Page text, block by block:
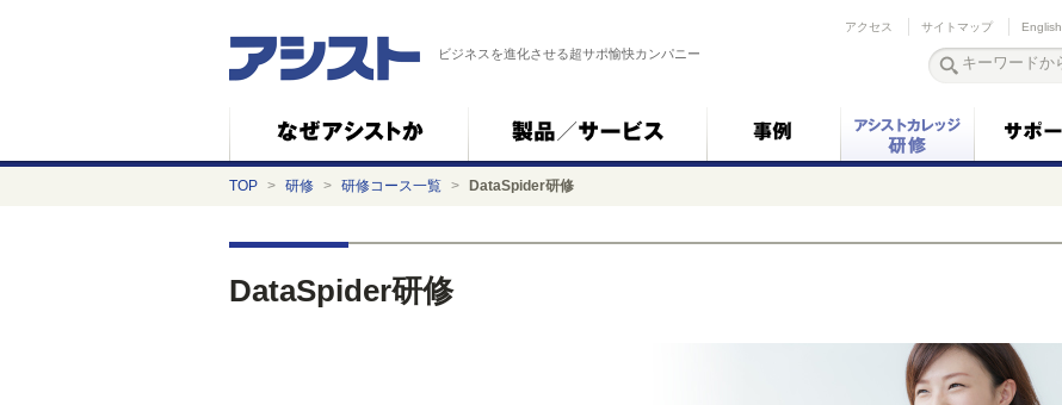
ビジネスを進化させる超サポ愉快カンパニー
アクセス サイトマップ English
TOP > 研修 > 研修コース一覧 > DataSpider研修
DataSpider研修